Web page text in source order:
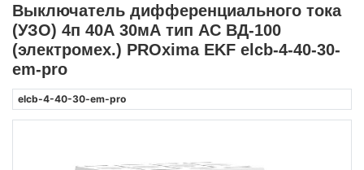
Выключатель дифференциального тока
(УЗО) 4п 40А 30мА тип AC ВД-100
(электромех.) PROxima EKF elcb-4-40-30-
em-pro
elcb-4-40-30-em-pro